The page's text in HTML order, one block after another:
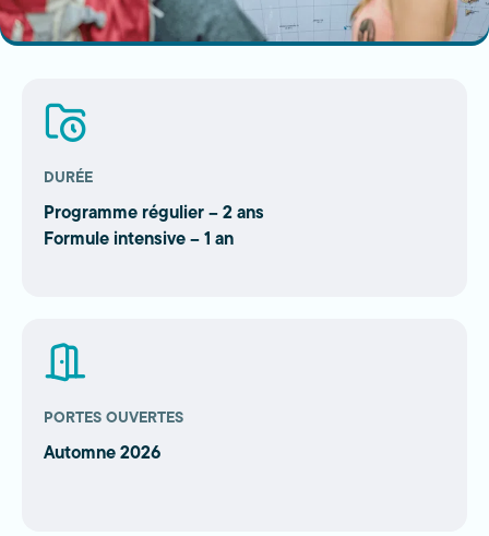
DURÉE
Programme régulier – 2 ans
Formule intensive – 1 an
PORTES OUVERTES
Automne 2026